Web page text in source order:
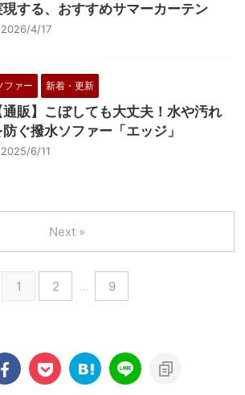
現する、おすすめサマーカーテン
2026/4/17
ファー 新着・更新
通販】こぼしても大丈夫！水や汚れ
防ぐ撥水ソファー「エッジ」
2025/6/11
1 2 … 9
Next »